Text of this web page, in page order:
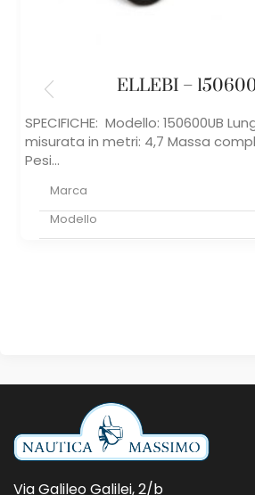
ELLEBI –
SPECIFICHE: Modello: 150600UB
misurata in metri: 4,7 Massa
Pesi...
Marca
Modello
Via Galileo Galilei, 2/b